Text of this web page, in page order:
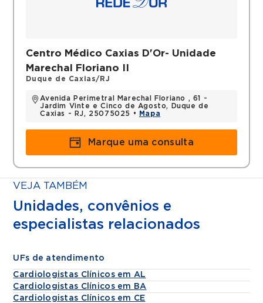
Centro Médico Caxias D'Or- Unidade
Marechal Floriano II
Duque de Caxias/RJ
Avenida Perimetral Marechal Floriano , 61 -
Jardim Vinte e Cinco de Agosto, Duque de
Caxias - RJ, 25075025 •
Mapa
Marque uma consulta
VEJA TAMBÉM
Unidades, convênios e
especialistas relacionados
UFs de atendimento
Cardiologistas Clínicos em AL
Cardiologistas Clínicos em BA
Cardiologistas Clínicos em CE